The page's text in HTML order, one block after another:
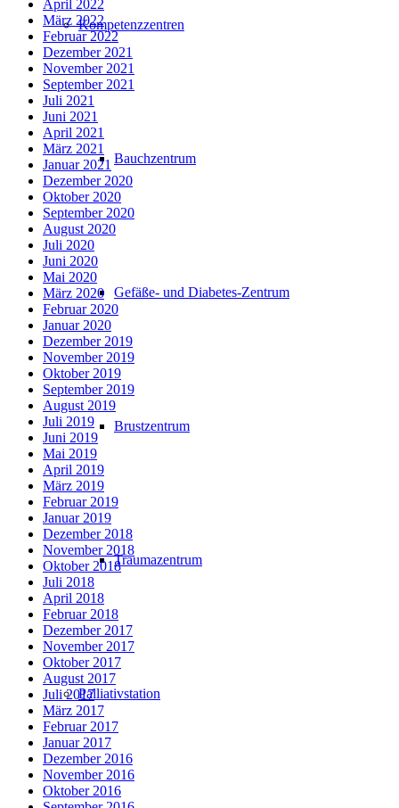
Kompetenzzentren
Bauchzentrum
Gefäße- und Diabetes-Zentrum
Brustzentrum
Traumazentrum
Palliativstation
April 2022
März 2022
Februar 2022
Dezember 2021
November 2021
September 2021
Juli 2021
Juni 2021
April 2021
März 2021
Januar 2021
Dezember 2020
Oktober 2020
September 2020
August 2020
Juli 2020
Juni 2020
Mai 2020
März 2020
Februar 2020
Januar 2020
Dezember 2019
November 2019
Oktober 2019
September 2019
August 2019
Juli 2019
Juni 2019
Mai 2019
April 2019
März 2019
Februar 2019
Januar 2019
Dezember 2018
November 2018
Oktober 2018
Juli 2018
April 2018
Februar 2018
Dezember 2017
November 2017
Oktober 2017
August 2017
Juli 2017
März 2017
Februar 2017
Januar 2017
Dezember 2016
November 2016
Oktober 2016